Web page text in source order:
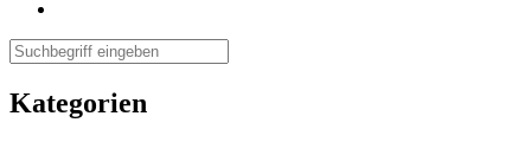
Kategorien